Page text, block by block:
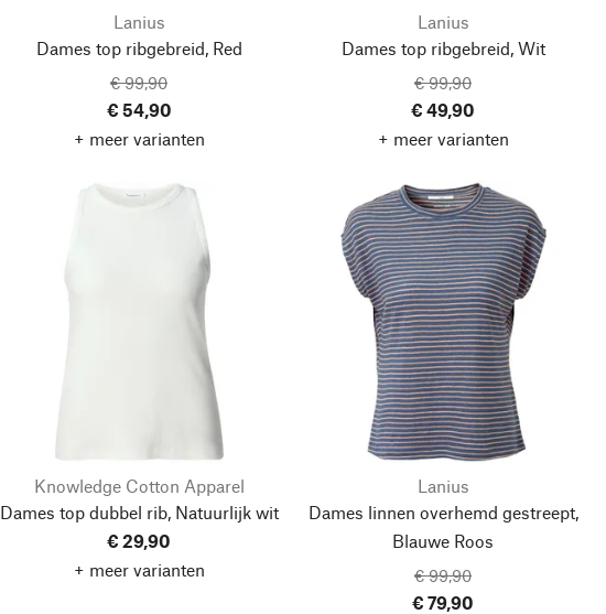
Lanius
Dames top ribgebreid, Red
€ 99,90
€ 54,90
+ meer varianten
Lanius
Dames top ribgebreid, Wit
€ 99,90
€ 49,90
+ meer varianten
Knowledge Cotton Apparel
Dames top dubbel rib, Natuurlijk wit
€ 29,90
+ meer varianten
Lanius
Dames linnen overhemd gestreept,
Blauwe Roos
€ 99,90
€ 79,90